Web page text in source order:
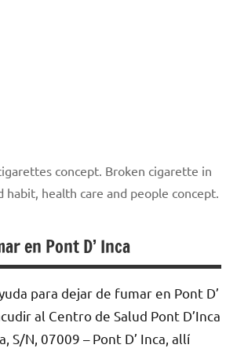
concept. Broken cigarette in
habit, health care and people concept.
en Pont D’ Inca
para dejar de fumar en Pont D’
al Centro de Salud Pont D’Inca
S/N, 07009 – Pont D’ Inca, allí